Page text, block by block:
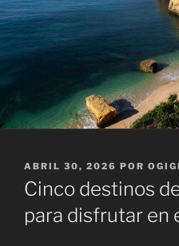
PUBLICADO
EL
ABRIL 30, 2026 POR
Cinco destinos
para disfrutar en